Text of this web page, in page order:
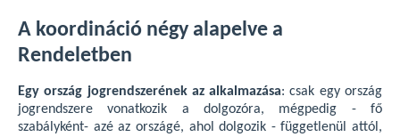
A koordináció négy alapelve a
Rendeletben
Egy ország jogrendszerének az alkalmazása: csak egy ország
jogrendszere vonatkozik a dolgozóra, mégpedig - fő
szabályként- azé az országé, ahol dolgozik - függetlenül attól,